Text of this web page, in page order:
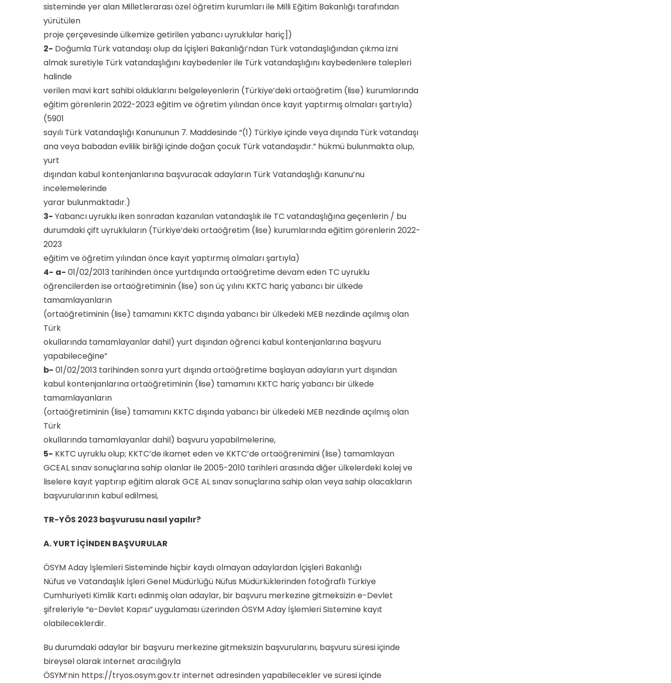
sisteminde yer alan Milletlerarası özel öğretim kurumları ile Milli Eğitim Bakanlığı tarafından
yürütülen
proje çerçevesinde ülkemize getirilen yabancı uyruklular hariç])
2- Doğumla Türk vatandaşı olup da İçişleri Bakanlığı’ndan Türk vatandaşlığından çıkma izni
almak suretiyle Türk vatandaşlığını kaybedenler ile Türk vatandaşlığını kaybedenlere talepleri
halinde
verilen mavi kart sahibi olduklarını belgeleyenlerin (Türkiye’deki ortaöğretim (lise) kurumlarında
eğitim görenlerin 2022-2023 eğitim ve öğretim yılından önce kayıt yaptırmış olmaları şartıyla)
(5901
sayılı Türk Vatandaşlığı Kanununun 7. Maddesinde “(1) Türkiye içinde veya dışında Türk vatandaşı
ana veya babadan evlilik birliği içinde doğan çocuk Türk vatandaşıdır.” hükmü bulunmakta olup,
yurt
dışından kabul kontenjanlarına başvuracak adayların Türk Vatandaşlığı Kanunu’nu
incelemelerinde
yarar bulunmaktadır.)
3- Yabancı uyruklu iken sonradan kazanılan vatandaşlık ile TC vatandaşlığına geçenlerin / bu
durumdaki çift uyrukluların (Türkiye’deki ortaöğretim (lise) kurumlarında eğitim görenlerin 2022-
2023
eğitim ve öğretim yılından önce kayıt yaptırmış olmaları şartıyla)
4- a- 01/02/2013 tarihinden önce yurtdışında ortaöğretime devam eden TC uyruklu
öğrencilerden ise ortaöğretiminin (lise) son üç yılını KKTC hariç yabancı bir ülkede
tamamlayanların
(ortaöğretiminin (lise) tamamını KKTC dışında yabancı bir ülkedeki MEB nezdinde açılmış olan
Türk
okullarında tamamlayanlar dahil) yurt dışından öğrenci kabul kontenjanlarına başvuru
yapabileceğine”
b- 01/02/2013 tarihinden sonra yurt dışında ortaöğretime başlayan adayların yurt dışından
kabul kontenjanlarına ortaöğretiminin (lise) tamamını KKTC hariç yabancı bir ülkede
tamamlayanların
(ortaöğretiminin (lise) tamamını KKTC dışında yabancı bir ülkedeki MEB nezdinde açılmış olan
Türk
okullarında tamamlayanlar dahil) başvuru yapabilmelerine,
5- KKTC uyruklu olup; KKTC’de ikamet eden ve KKTC’de ortaöğrenimini (lise) tamamlayan
GCEAL sınav sonuçlarına sahip olanlar ile 2005-2010 tarihleri arasında diğer ülkelerdeki kolej ve
liselere kayıt yaptırıp eğitim alarak GCE AL sınav sonuçlarına sahip olan veya sahip olacakların
başvurularının kabul edilmesi,
TR-YÖS 2023 başvurusu nasıl yapılır?
A. YURT İÇİNDEN BAŞVURULAR
ÖSYM Aday İşlemleri Sisteminde hiçbir kaydı olmayan adaylardan İçişleri Bakanlığı
Nüfus ve Vatandaşlık İşleri Genel Müdürlüğü Nüfus Müdürlüklerinden fotoğraflı Türkiye
Cumhuriyeti Kimlik Kartı edinmiş olan adaylar, bir başvuru merkezine gitmeksizin e-Devlet
şifreleriyle “e-Devlet Kapısı” uygulaması üzerinden ÖSYM Aday İşlemleri Sistemine kayıt
olabileceklerdir.
Bu durumdaki adaylar bir başvuru merkezine gitmeksizin başvurularını, başvuru süresi içinde
bireysel olarak internet aracılığıyla
ÖSYM’nin https://tryos.osym.gov.tr internet adresinden yapabilecekler ve süresi içinde